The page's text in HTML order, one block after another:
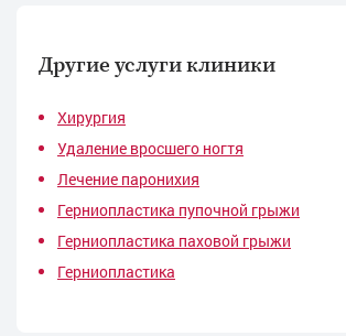
Другие услуги клиники
Хирургия
Удаление вросшего ногтя
Лечение паронихия
Герниопластика пупочной грыжи
Герниопластика паховой грыжи
Герниопластика